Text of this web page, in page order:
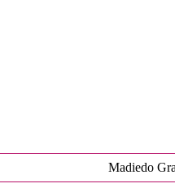
Madiedo